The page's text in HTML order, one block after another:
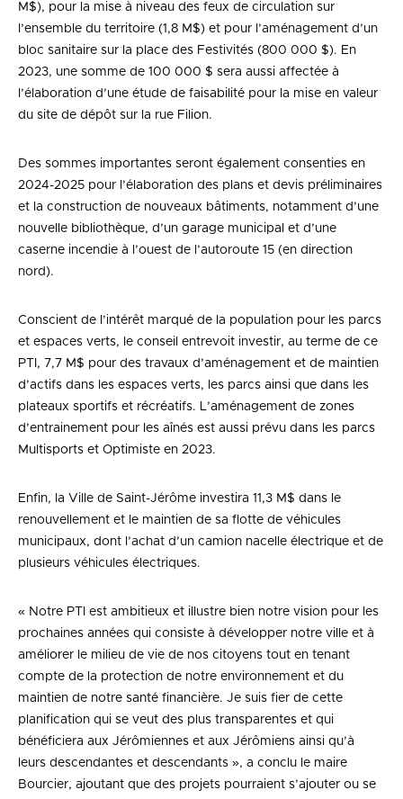
M$), pour la mise à niveau des feux de circulation sur
l’ensemble du territoire (1,8 M$) et pour l’aménagement d’un
bloc sanitaire sur la place des Festivités (800 000 $). En
2023, une somme de 100 000 $ sera aussi affectée à
l’élaboration d’une étude de faisabilité pour la mise en valeur
du site de dépôt sur la rue Filion.
Des sommes importantes seront également consenties en
2024-2025 pour l’élaboration des plans et devis préliminaires
et la construction de nouveaux bâtiments, notamment d’une
nouvelle bibliothèque, d’un garage municipal et d’une
caserne incendie à l’ouest de l’autoroute 15 (en direction
nord).
Conscient de l’intérêt marqué de la population pour les parcs
et espaces verts, le conseil entrevoit investir, au terme de ce
PTI, 7,7 M$ pour des travaux d’aménagement et de maintien
d’actifs dans les espaces verts, les parcs ainsi que dans les
plateaux sportifs et récréatifs. L’aménagement de zones
d’entrainement pour les aînés est aussi prévu dans les parcs
Multisports et Optimiste en 2023.
Enfin, la Ville de Saint-Jérôme investira 11,3 M$ dans le
renouvellement et le maintien de sa flotte de véhicules
municipaux, dont l’achat d’un camion nacelle électrique et de
plusieurs véhicules électriques.
« Notre PTI est ambitieux et illustre bien notre vision pour les
prochaines années qui consiste à développer notre ville et à
améliorer le milieu de vie de nos citoyens tout en tenant
compte de la protection de notre environnement et du
maintien de notre santé financière. Je suis fier de cette
planification qui se veut des plus transparentes et qui
bénéficiera aux Jérômiennes et aux Jérômiens ainsi qu’à
leurs descendantes et descendants », a conclu le maire
Bourcier, ajoutant que des projets pourraient s’ajouter ou se